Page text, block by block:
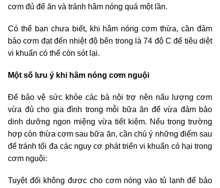
cơm đủ để ăn và tránh hâm nóng quá một lần.
Có thể bạn chưa biết, khi hâm nóng cơm thừa, cần đảm
bảo cơm đạt đến nhiệt độ bên trong là 74 độ C để tiêu diệt
vi khuẩn có thể còn sót lại.
Một số lưu ý khi hâm nóng cơm nguội
Để bảo vệ sức khỏe các bà nội trợ nên nấu lượng cơm
vừa đủ cho gia đình trong mỗi bữa ăn để vừa đảm bảo
dinh dưỡng ngon miệng vừa tiết kiệm. Nếu trong trường
hợp còn thừa cơm sau bữa ăn, cần chú ý những điểm sau
để tránh tối đa các nguy cơ phát triển vi khuẩn có hại trong
cơm nguội:
Tuyệt đối không được cho cơm nóng vào tủ lạnh để bảo